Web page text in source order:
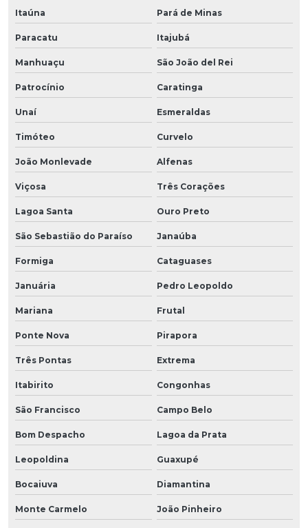
Itaúna Pará de Minas
Paracatu Itajubá
Manhuaçu São João del Rei
Patrocínio Caratinga
Unaí Esmeraldas
Timóteo Curvelo
João Monlevade Alfenas
Viçosa Três Corações
Lagoa Santa Ouro Preto
São Sebastião do Paraíso Janaúba
Formiga Cataguases
Januária Pedro Leopoldo
Mariana Frutal
Ponte Nova Pirapora
Três Pontas Extrema
Itabirito Congonhas
São Francisco Campo Belo
Bom Despacho Lagoa da Prata
Leopoldina Guaxupé
Bocaiuva Diamantina
Monte Carmelo João Pinheiro